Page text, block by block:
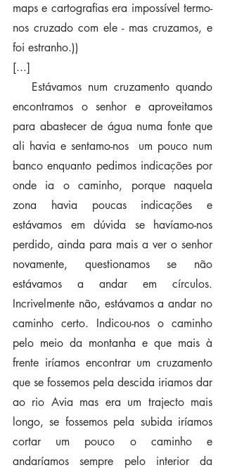
maps e cartografias era impossível termo-
nos cruzado com ele - mas cruzamos, e
foi estranho.))
[...]
encontramos o senhor e aproveitamos
para abastecer de água numa fonte que
ali havia e sentamo-nos  um pouco num
banco enquanto pedimos indicações por
onde ia o caminho, porque naquela
zona havia poucas indicações e
estávamos em dúvida se havíamo-nos
perdido, ainda para mais a ver o senhor
novamente, questionamos se não
estávamos a andar em círculos.
Incrivelmente não, estávamos a andar no
caminho certo. Indicou-nos o caminho
pelo meio da montanha e que mais à
frente iríamos encontrar um cruzamento
que se fossemos pela descida iriamos dar
ao rio Avia mas era um trajecto mais
longo, se fossemos pela subida iríamos
cortar um pouco o caminho e
andaríamos sempre pelo interior da